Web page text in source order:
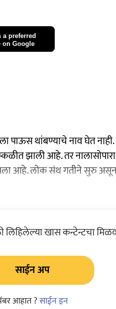
a preferred
on Google
थांबण्याचे नाव घेत
झाली आहे. तर
आहे. लोक संथ गतीने सुरु असून
खास कन्टेन्टचा
साईन अप
आहात ?साईन इन